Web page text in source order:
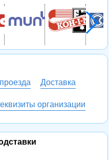
Доставка
организации